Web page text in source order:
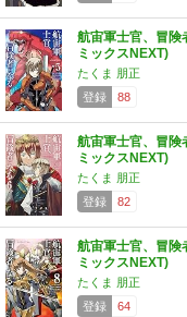
航宙軍士官、冒険
ミックスNEXT)
たくま 朋正
登録
88
航宙軍士官、冒険
ミックスNEXT)
たくま 朋正
登録
82
航宙軍士官、冒険
ミックスNEXT)
たくま 朋正
登録
64